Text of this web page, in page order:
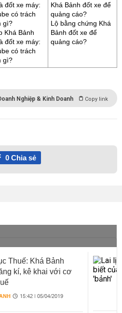
Khá Bảnh
đốt xe máy:
có trách
gì?
Lộ bằng chứng Khá
Bảnh đốt xe để
quảng cáo?
Nghiệp & Kinh Doanh Copy link
0Chia sẻ
Thuế: Khá Bảnh
kí, kê khai với cơ
15:42 | 05/04/2019